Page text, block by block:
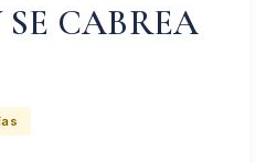
CABREA